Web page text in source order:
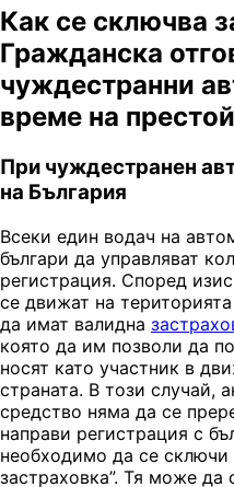
Как се сключва
Гражданска
чуждестранни
време на
При чуждестранен
на България
Всеки един водач на
българи да управляват
регистрация. Според
се движат на
да имат валидна
която да им позволи да
носят като участник в
страната. В този случай,
средство няма да се
направи регистрация с
необходимо да се сключи
застраховка”. Тя може да